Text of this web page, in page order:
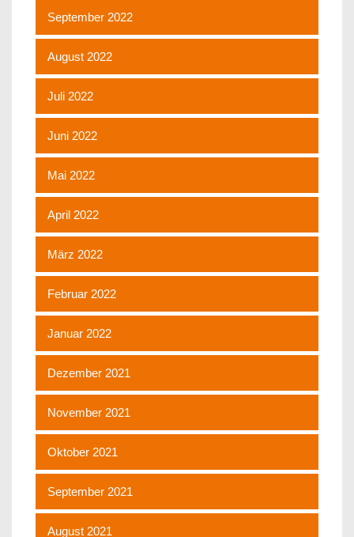
September 2022
August 2022
Juli 2022
Juni 2022
Mai 2022
April 2022
März 2022
Februar 2022
Januar 2022
Dezember 2021
November 2021
Oktober 2021
September 2021
August 2021